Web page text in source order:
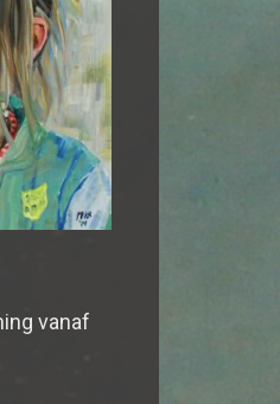
vanaf